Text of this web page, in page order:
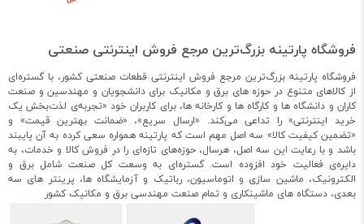
نوع انرژی
گاید
انواع موجود توضیح کوتاه
کاربرد رایج
انرژی گاید
پلاستیکی
مدل‌های سبک و
صنعتی
وزن کم و نصب
آسان
CNC و دستگاه‌های
اتوماتیک
انرژی گاید
فلزی
مدل‌های مقاوم تحمل بار و شرایط
سخت
صنایع سنگین
انرژی گاید باز دسترسی آسان نصب و تعویض
سریع کابل
خطوط تولید
فروشگاه پارتینه بزرگ‌ترین مرجع فروش اینترنتی صنعتی
فروشگاه پارتینه بزرگ‌ترین مرجع فروش اینترنتی قطعات صنعتی کشور، با گستره‌ای
از کالاهای متنوع در حوزه های برق و مکانیک برای دانشجویان و مهندسین و صنعت
کاران و دانشگاه ها و کارگاه ها و کارخانه ها، برای کاربران خود «تجربه‌ی لذت‌بخش یک
خرید اینترنتی» را تداعی می‌کند. «ارسال سریع»، «ضمانت بهترین قیمت» و
«تضمین کیفیت کالا» سه اصل مهم است که پارتینه همواره سعی کرده به آن پایبند
باشد و با رعایت این سه اصل، هرسال، حوزه‌های تازه‌ای را در فروش کالا و خدمات، به
دایره‌ی فعالیت خود افزوده است. گستره‌ای به وسعت کل صنعت شامل برق و
الکترونیک، ماشین سازی و اتوماسیون، رباتیک و آزمایشگاه ها، پرینتر های سه
بعدی، دستگاه های ماشینکاری و تمام صنعت مهندسی برق و مکانیک کشور